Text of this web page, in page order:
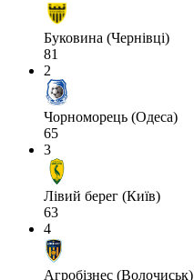
Буковина (Чернівці)
81
2
Чорноморець (Одеса)
65
3
Лівий берег (Київ)
63
4
Агробізнес (Волочиськ)